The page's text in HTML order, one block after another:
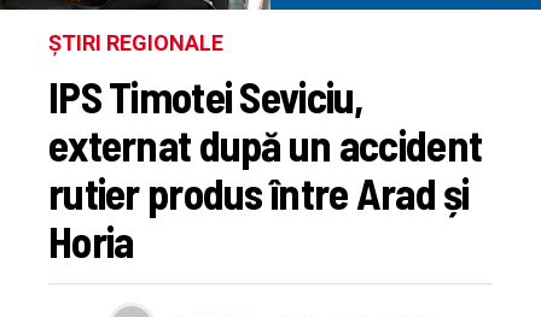
ȘTIRI REGIONALE
IPS Timotei Seviciu,
externat după un accident
rutier produs între Arad și
Horia